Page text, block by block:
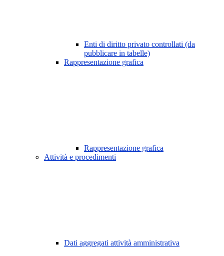
Enti di diritto privato controllati (da
pubblicare in tabelle)
Rappresentazione grafica
Rappresentazione grafica
Attività e procedimenti
Dati aggregati attività amministrativa